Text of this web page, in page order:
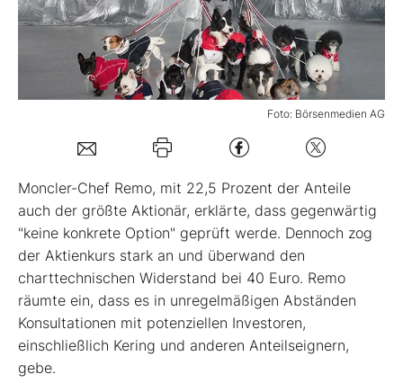
Mein Konto
Kontakt
Foto: Börsenmedien AG
Moncler-Chef Remo, mit 22,5 Prozent der Anteile
auch der größte Aktionär, erklärte, dass gegenwärtig
"keine konkrete Option" geprüft werde. Dennoch zog
der Aktienkurs stark an und überwand den
charttechnischen Widerstand bei 40 Euro. Remo
räumte ein, dass es in unregelmäßigen Abständen
Konsultationen mit potenziellen Investoren,
einschließlich Kering und anderen Anteilseignern,
gebe.